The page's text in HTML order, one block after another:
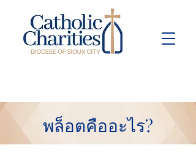
พล็อตคืออะไร?